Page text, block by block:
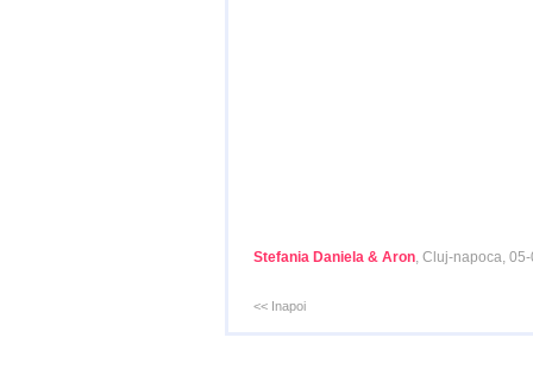
Stefania Daniela & Aron, Cluj-napoca,
<< Inapoi